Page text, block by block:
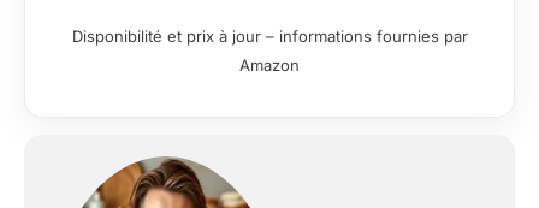
antiadhésif amovible
en acier inoxydable
Disponibilité et prix à jour – informations fournies par
Amazon